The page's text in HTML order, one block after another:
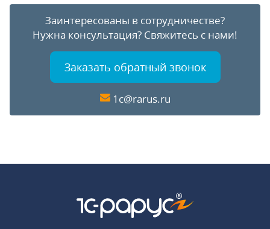
Заинтересованы в сотрудничестве?
Нужна консультация? Свяжитесь с нами!
Заказать обратный звонок
1c@rarus.ru